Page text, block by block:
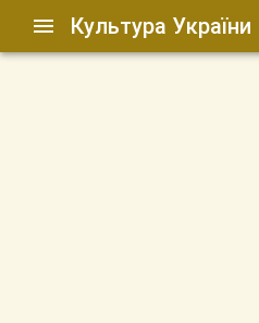
Культура України